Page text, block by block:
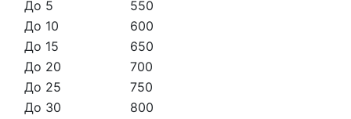
До 5
550
До 10
600
До 15
650
До 20
700
До 25
750
До 30
800